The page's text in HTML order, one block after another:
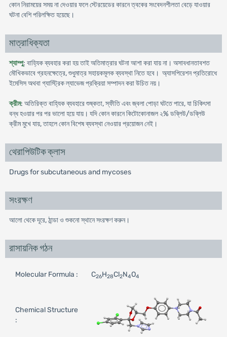
কোন নিরাময়ের সময় না দেওয়ার ফলে স্টেরয়েডের কারনে ত্বকের সংবেদনশীলতা বেড়ে যাওয়ার
ঘটনা বেশি পরিলক্ষিত হয়েছে।
মাত্রাধিক্যতা
শ্যাম্পু: বাহ্যিক ব্যবহার করা হয় তাই অতিমাত্রার ঘটনা আশা করা যায় না। অসাবধানতাবশত
মৌখিকভাবে গ্রহনক্ষেত্রে, শুধুমাত্র সহায়কমূলক ব্যবস্থা নিতে হবে। অ্যাসপিরেশন প্রতিরোধে
ইমেসিস অথবা গ্যাস্ট্রিক ল্যাভেজ প্রক্রিয়া সম্পাদন করা উচিত নয়।
ক্রীম: অতিরিক্ত বাহ্যিক ব্যবহারে শুষ্কতা, স্ফীতি এবং জ্বলা পোড়া ঘটতে পারে, যা চিকিৎসা
বন্ধ হওয়ার পর পর ভালো হয়ে যায়। যদি কোন কারনে কিটোকোনাজল ২% ডব্লিউ/ডব্লিউ
ক্রীম মুখে যায়, তাহলে কোন বিশেষ ব্যবস্থা নেওয়ার প্রয়োজন নেই।
থেরাপিউটিক ক্লাস
Drugs for subcutaneous and mycoses
সংরক্ষণ
আলো থেকে দূরে, ঠান্ডা ও শুকনো স্থানে সংরক্ষণ করুন।
রাসায়নিক গঠন
Molecular Formula : C26H28Cl2N4O4
Chemical Structure
: